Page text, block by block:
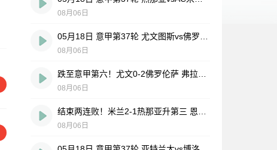
08月06日
08月06日
08月06日
08月06日